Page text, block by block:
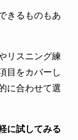
きるものもあ
リスニング練
目をカバーし
に合わせて選
に試してみる